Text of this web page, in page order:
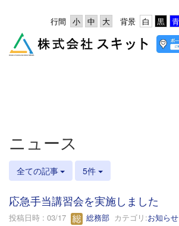
背景
行間
ニュース
全ての記事 5件
応急手当講習会を実施しました
投稿日時 : 03/17 総務部 カテゴリ:お知らせ